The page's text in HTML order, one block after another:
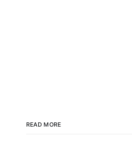
READ MORE